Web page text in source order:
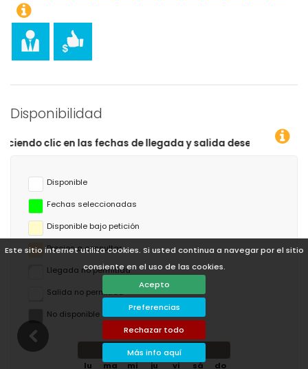
Este sitio internet utiliza cookies. Si usted continua a navegar por el sitio
consiente en el uso de las cookies.
Acepto
Preferencias
Rechazar todo
Más info aquí
Disponibilidad
y salida deseadas!
Disponible
Fechas seleccionadas
Disponible bajo petición
Precios a consultar
Llegada no permitida
Salida no permitida
No disponible
agosto de 2026
lu
ma mi ju vi sá do